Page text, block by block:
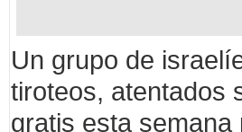
Un grupo de
tiroteos, atentados
gratis esta